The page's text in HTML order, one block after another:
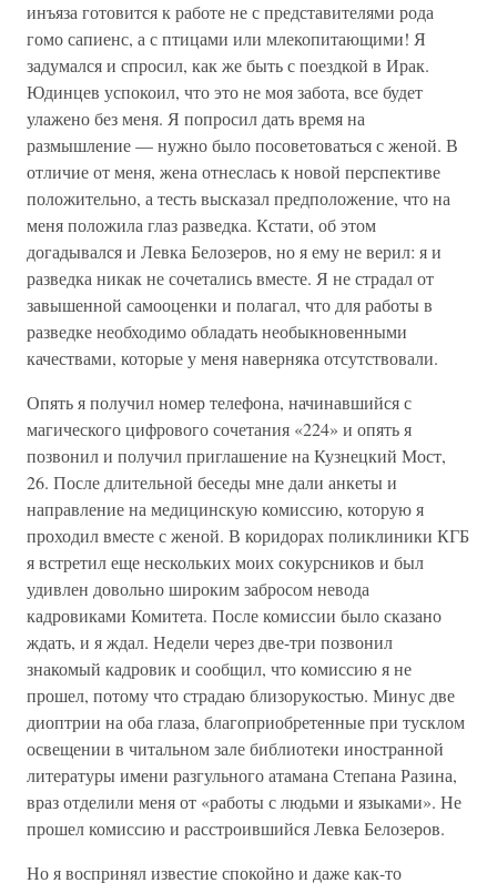
инъяза готовится к работе не с представителями рода
гомо сапиенс, а с птицами или млекопитающими! Я
задумался и спросил, как же быть с поездкой в Ирак.
Юдинцев успокоил, что это не моя забота, все будет
улажено без меня. Я попросил дать время на
размышление — нужно было посоветоваться с женой. В
отличие от меня, жена отнеслась к новой перспективе
положительно, а тесть высказал предположение, что на
меня положила глаз разведка. Кстати, об этом
догадывался и Левка Белозеров, но я ему не верил: я и
разведка никак не сочетались вместе. Я не страдал от
завышенной самооценки и полагал, что для работы в
разведке необходимо обладать необыкновенными
качествами, которые у меня наверняка отсутствовали.
Опять я получил номер телефона, начинавшийся с
магического цифрового сочетания «224» и опять я
позвонил и получил приглашение на Кузнецкий Мост,
26. После длительной беседы мне дали анкеты и
направление на медицинскую комиссию, которую я
проходил вместе с женой. В коридорах поликлиники КГБ
я встретил еще нескольких моих сокурсников и был
удивлен довольно широким забросом невода
кадровиками Комитета. После комиссии было сказано
ждать, и я ждал. Недели через две-три позвонил
знакомый кадровик и сообщил, что комиссию я не
прошел, потому что страдаю близорукостью. Минус две
диоптрии на оба глаза, благоприобретенные при тусклом
освещении в читальном зале библиотеки иностранной
литературы имени разгульного атамана Степана Разина,
враз отделили меня от «работы с людьми и языками». Не
прошел комиссию и расстроившийся Левка Белозеров.
Но я воспринял известие спокойно и даже как-то